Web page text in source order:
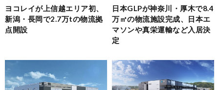
ヨコレイが上信越エリア初、
新潟・長岡で2.7万tの物流拠
点開設
日本GLPが神奈川・厚木で8.4
万㎡の物流施設完成、日本エ
マソンや真栄運輸など入居決
定